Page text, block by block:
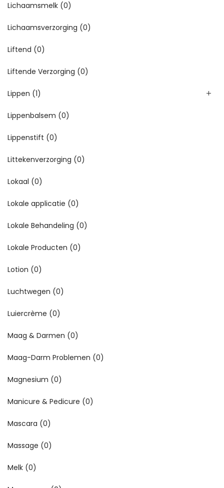
Lichaamsmelk (0)
Lichaamsverzorging (0)
Liftend (0)
Liftende Verzorging (0)
Lippen (1)
Lippenbalsem (0)
Lippenstift (0)
Littekenverzorging (0)
Lokaal (0)
Lokale applicatie (0)
Lokale Behandeling (0)
Lokale Producten (0)
Lotion (0)
Luchtwegen (0)
Luiercrème (0)
Maag & Darmen (0)
Maag-Darm Problemen (0)
Magnesium (0)
Manicure & Pedicure (0)
Mascara (0)
Massage (0)
Melk (0)